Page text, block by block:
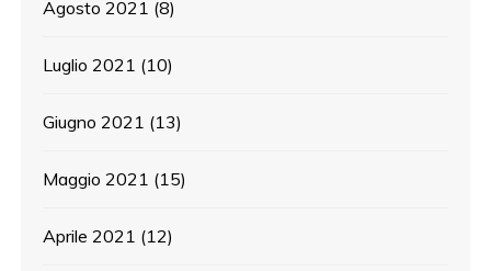
Agosto 2021 (8)
Luglio 2021 (10)
Giugno 2021 (13)
Maggio 2021 (15)
Aprile 2021 (12)